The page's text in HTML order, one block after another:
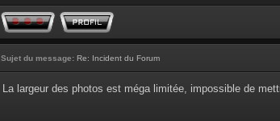
Sujet du message: Re: Incident du Forum
La largeur des photos est méga limitée, impossible de